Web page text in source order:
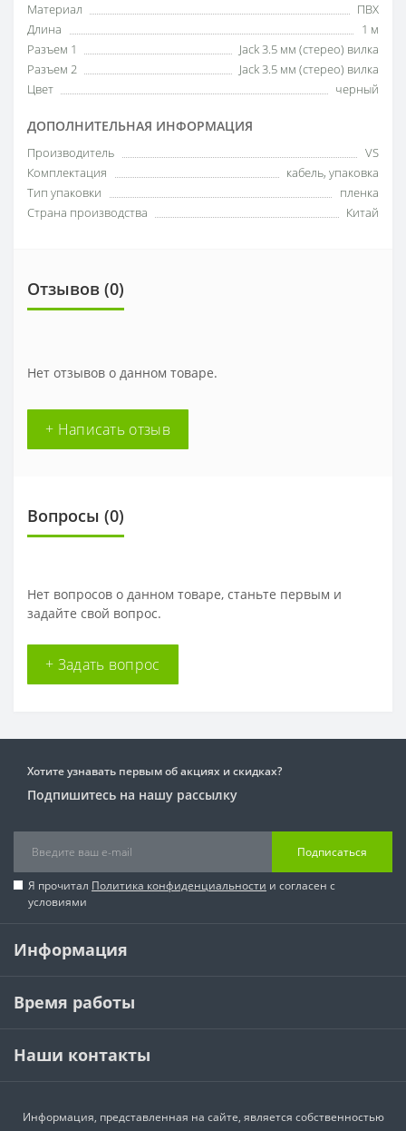
Материал
ПВХ
Длина
1 м
Разъем 1
Jack 3.5 мм (стерео) вилка
Разъем 2
Jack 3.5 мм (стерео) вилка
Цвет
черный
ДОПОЛНИТЕЛЬНАЯ ИНФОРМАЦИЯ
Производитель
VS
Комплектация
кабель, упаковка
Тип упаковки
пленка
Страна производства
Китай
Отзывов (0)
Нет отзывов о данном товаре.
+ Написать отзыв
Вопросы (0)
Нет вопросов о данном товаре, станьте первым и
задайте свой вопрос.
+ Задать вопрос
Хотите узнавать первым об акциях и скидках?
Подпишитесь на нашу рассылку
Подписаться
Я прочитал Политика конфиденциальности и согласен с
условиями
Информация
Время работы
Наши контакты
Информация, представленная на сайте, является собственностью